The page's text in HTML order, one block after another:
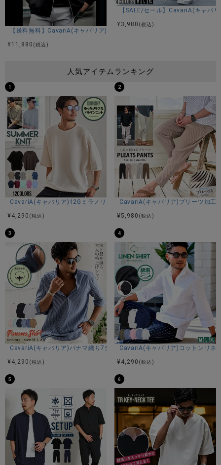
【送料無料】CavariA(キャバリア)ビッグボンバー長袖ジャケット/全3色
¥ 11,880 (税込)
【SALE/セール】CavariA(キャバ
¥ 3,980 (税込)
人気アイテムランキング
1
CavariA(キャバリア)12Gミラノリブクルーネックドルマンハーフスリー
¥ 4,290 (税込)
2
CavariA(キャバリア)プリーツ加工
¥ 5,980 (税込)
3
CavariA(キャバリア)パナマ織り7分袖カプリシャツ/全9色
¥ 4,290 (税込)
4
CavariA(キャバリア)コットンリネ
¥ 4,290 (税込)
5 6